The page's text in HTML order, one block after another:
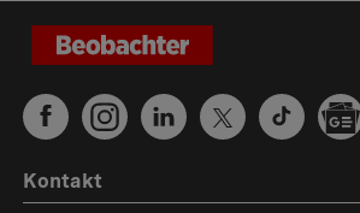
Kontakt